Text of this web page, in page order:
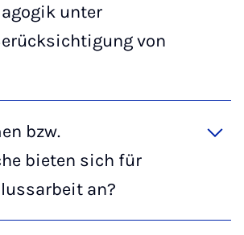
unter
von
bzw.
bieten sich für
an?